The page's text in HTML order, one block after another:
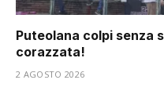
Puteolana colpi senza
corazzata!
2 AGOSTO 2026